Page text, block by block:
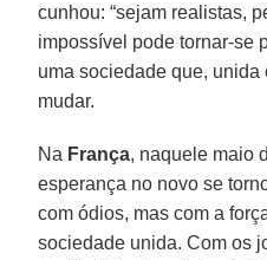
cunhou: “sejam realistas,
impossível pode tornar-se
uma sociedade que, unida
mudar.
Na França, naquele maio
esperança no novo se
com ódios, mas com a
sociedade unida. Com os